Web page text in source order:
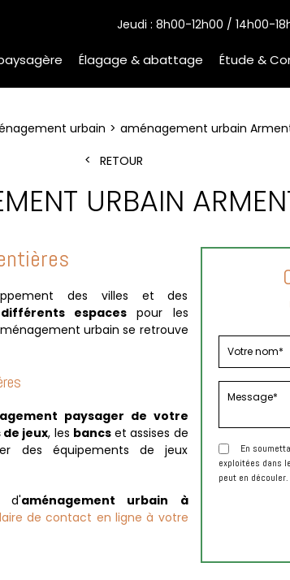
Jeudi : 8h00-12h00 / 14h00-
Élagage & abattage Étude &
urbain
aménagement urbain
RETOUR
URBAIN
des villes et des
espaces pour les
urbain se retrouve
paysager de votre
de jeux, les bancset assises de
des équipements de jeux
d'aménagement urbain à
de contact en ligne à votre
En
exploitées dans
peut en découler.